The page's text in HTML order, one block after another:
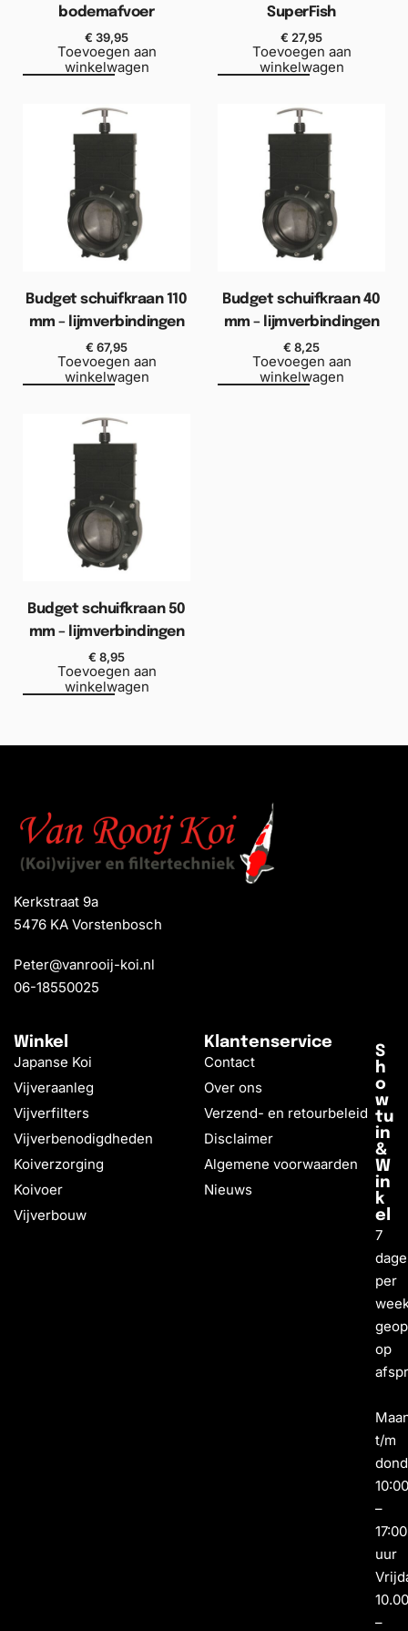
bodemafvoer
€ 39,95
Toevoegen aan
winkelwagen
SuperFish
€ 27,95
Toevoegen aan
winkelwagen
Budget schuifkraan 110
mm – lijmverbindingen
€ 67,95
Toevoegen aan
winkelwagen
Budget schuifkraan 40
mm – lijmverbindingen
€ 8,25
Toevoegen aan
winkelwagen
Budget schuifkraan 50
mm – lijmverbindingen
€ 8,95
Toevoegen aan
winkelwagen
Kerkstraat 9a
5476 KA Vorstenbosch
Peter@vanrooij-koi.nl
06-18550025
Winkel
Japanse Koi
Vijveraanleg
Vijverfilters
Vijverbenodigdheden
Koiverzorging
Koivoer
Vijverbouw
Klantenservice
Contact
Over ons
Verzend- en retourbeleid
Disclaimer
Algemene voorwaarden
Nieuws
S
h
o
w
tu
in
&
W
in
k
el
7
per
op
t/m
–
17:00
uur
–